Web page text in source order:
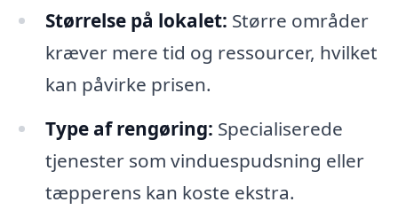
Størrelse på lokalet: Større områder
kræver mere tid og ressourcer, hvilket
kan påvirke prisen.
Type af rengøring: Specialiserede
tjenester som vinduespudsning eller
tæpperens kan koste ekstra.